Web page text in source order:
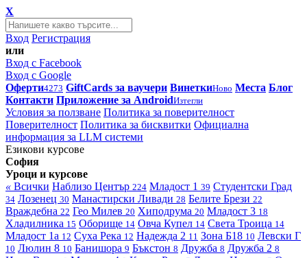
X
Вход Регистрация
или
Вход с Facebook
Вход с Google
Оферти4273 GiftCards за ваучери ВинеткиНово Места Блог
Контакти Приложение за AndroidИзтегли
Условия за ползване Политика за поверителност
Поверителност Политика за бисквитки Официална
информация за LLM системи
Езикови курсове
София
Уроци и курсове
« Всички Наблизо Център 224 Младост 1 39 Студентски Град
34 Лозенец 30 Манастирски Ливади 28 Белите Брези 22
Враждебна 22 Гео Милев 20 Хиподрума 20 Младост 3 18
Хладилника 15 Оборище 14 Овча Купел 14 Света Троица 14
Младост 1а 12 Суха Река 12 Надежда 2 11 Зона Б18 10 Левски Г
10 Люлин 8 10 Банишора 9 Бъкстон 8 Дружба 8 Дружба 2 8